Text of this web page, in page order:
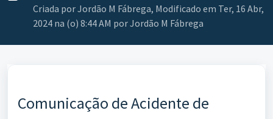
Criada por Jordão M Fábrega, Modificado em Ter, 16 Abr,
2024 na (o) 8:44 AM por Jordão M Fábrega
Comunicação de Acidente de